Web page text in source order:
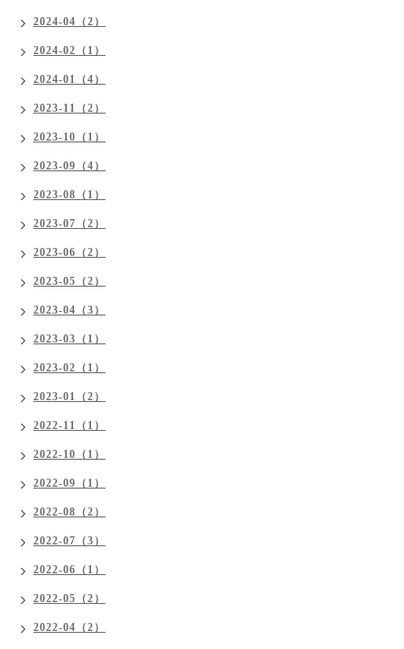
2024-04（2）
2024-02（1）
2024-01（4）
2023-11（2）
2023-10（1）
2023-09（4）
2023-08（1）
2023-07（2）
2023-06（2）
2023-05（2）
2023-04（3）
2023-03（1）
2023-02（1）
2023-01（2）
2022-11（1）
2022-10（1）
2022-09（1）
2022-08（2）
2022-07（3）
2022-06（1）
2022-05（2）
2022-04（2）